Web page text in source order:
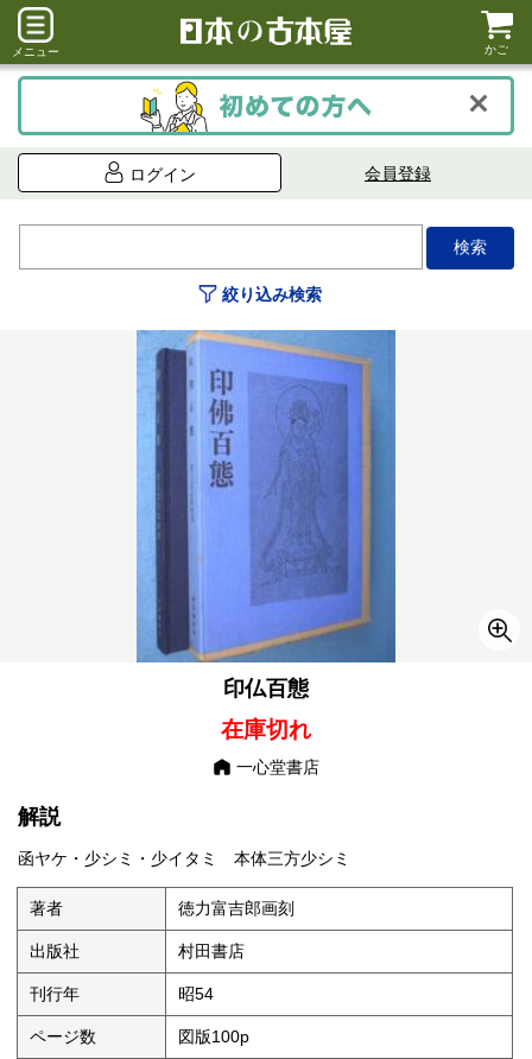
メニュー かご
ログイン 会員登録
絞り込み検索
印仏百態
在庫切れ
一心堂書店
解説
函ヤケ・少シミ・少イタミ 本体三方少シミ
著者 徳力富吉郎画刻
出版社 村田書店
刊行年 昭54
ページ数 図版100p